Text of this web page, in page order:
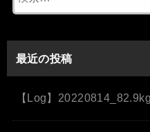
最近の投稿
【Log】